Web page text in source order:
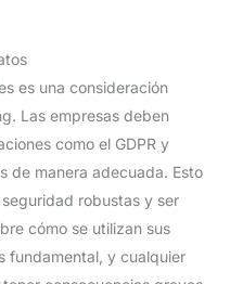
es una consideración
Las empresas deben
como el GDPR y
de manera adecuada. Esto
robustas y ser
cómo se utilizan sus
fundamental, y cualquier